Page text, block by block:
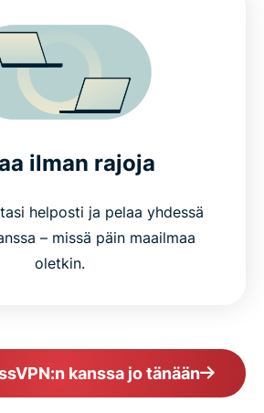
ilman rajoja
helposti ja pelaa yhdessä
– missä päin maailmaa
oletkin.
kanssa jo tänään